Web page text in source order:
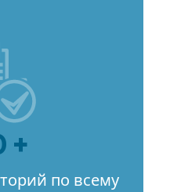
+
по всему